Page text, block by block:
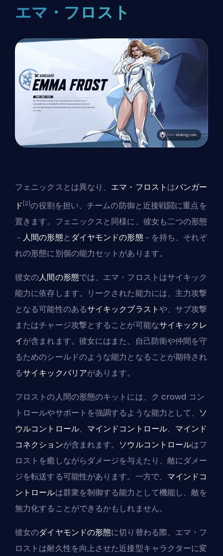
エマ・フロスト
フェニックスとは異なり、 エマ・フロスト はバンガー
ド [2]の役割を担い、チームの防御と近接戦闘に重点を
置きます。フェニックスと同様に、彼女も二つの形態
－ 人間の形態と ダイヤモンドの形態－を持ち、それぞ
れの形態に別個の能力セットがあります。
彼女の人間の形態では、エマ・フロストはサイキック
能力に依存します。リークされた能力には、主力攻撃
となる可能性のあるサイキックブラストや、サブ攻撃
またはチャージ攻撃とすることが可能なサイキックレ
イが含まれます。彼女にはまた、自己防衛や仲間を守
るためのシールドのような能力となることが期待され
るサイキックバリアがあります。
フロストの人間の形態のキットには、ク crowd コン
トロールやサポートを強調するような能力として、 ソ
ウルコントロール、 マインドコントロール、 マインド
コネクションが含まれます。 ソウルコントロールはフ
ロストを癒しながらダメージを与えたり、敵にダメー
ジを転送する可能性があります。一方で、 マインドコ
ントロールは群衆を制御する能力として機能し、敵を
無力化することができるかもしれません。
彼女のダイヤモンドの形態に切り替わる際、エマ・フ
ロストは耐久性を向上させた近接型キャラクターに変